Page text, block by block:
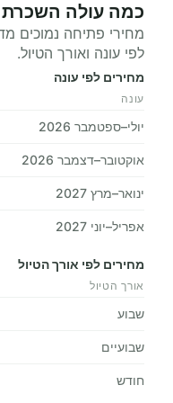
כמה עולה השכרת
מחירי פתיחה נמוכים
לפי עונה ואורך הטיול.
מחירים לפי עונה
עונה
יולי–ספטמבר 2026
אוקטובר–דצמבר 2026
ינואר–מרץ 2027
אפריל–יוני 2027
מחירים לפי אורך הטיול
אורך הטיול
שבוע
שבועיים
חודש